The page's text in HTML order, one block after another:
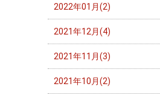
2022年01月(2)
2021年12月(4)
2021年11月(3)
2021年10月(2)